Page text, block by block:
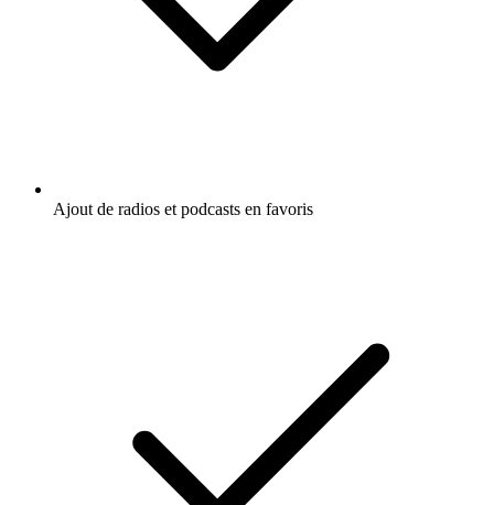
Ajout de radios et podcasts en favoris